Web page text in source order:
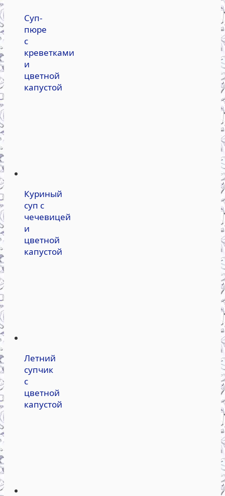
Суп-
пюре
с
креветками
и
цветной
капустой
Куриный
суп с
чечевицей
и
цветной
капустой
Летний
супчик
с
цветной
капустой